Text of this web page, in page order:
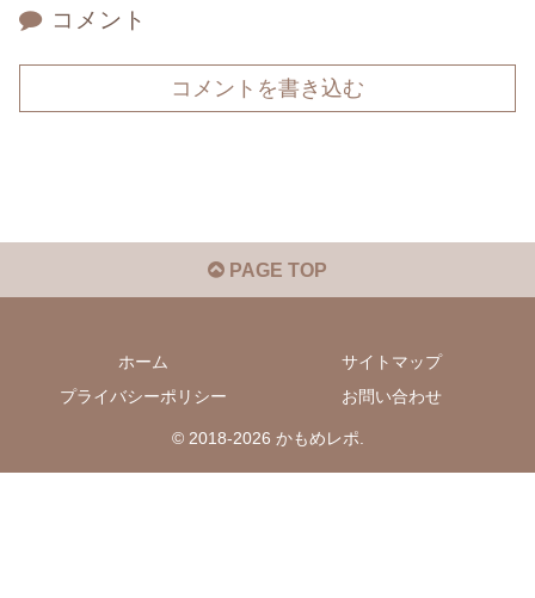
コメント
コメントを書き込む
PAGE TOP
ホーム
サイトマップ
プライバシーポリシー
お問い合わせ
© 2018-2026 かもめレポ.